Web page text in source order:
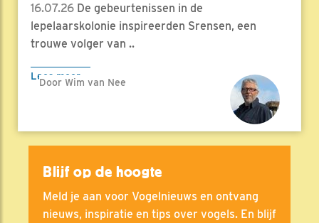
16.07.26 De gebeurtenissen in de
lepelaarskolonie inspireerden Srensen, een
trouwe volger van ..
Lees meer
Door Wim van Nee
Blijf op de hoogte
Meld je aan voor Vogelnieuws en ontvang
nieuws, inspiratie en tips over vogels. En blijf